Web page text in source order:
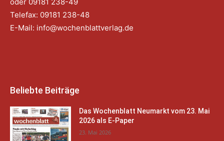
Telefax: 09181 238-48
E-Mail: info@wochenblattverlag.de
Beliebte Beiträge
Das Wochenblatt Neumarkt vom 23. Mai
2026 als E-Paper
23. Mai 2026